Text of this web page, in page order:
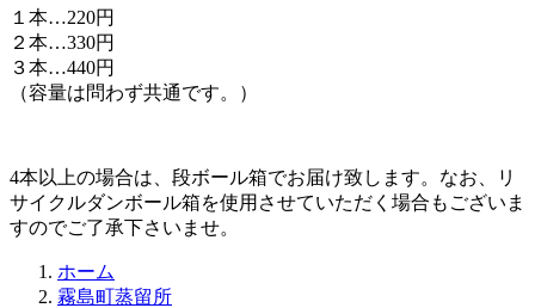
１本…220円
２本…330円
３本…440円
（容量は問わず共通です。）
4本以上の場合は、段ボール箱でお届け致します。なお、リ
サイクルダンボール箱を使用させていただく場合もございま
すのでご了承下さいませ。
ホーム
霧島町蒸留所